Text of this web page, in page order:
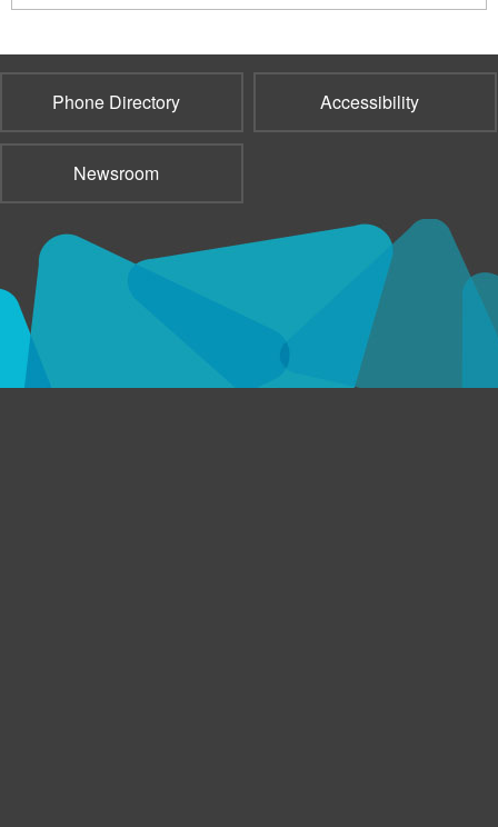
Phone Directory Accessibility
Newsroom